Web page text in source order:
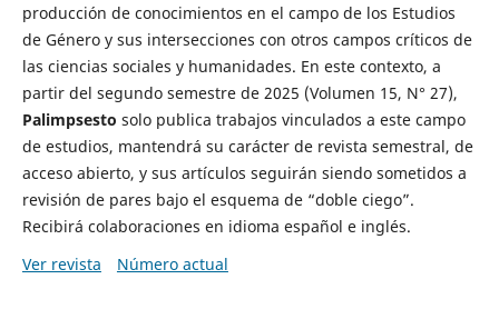
producción de conocimientos en el campo de los Estudios
de Género y sus intersecciones con otros campos críticos de
las ciencias sociales y humanidades. En este contexto, a
partir del segundo semestre de 2025 (Volumen 15, N° 27),
Palimpsesto solo publica trabajos vinculados a este campo
de estudios, mantendrá su carácter de revista semestral, de
acceso abierto, y sus artículos seguirán siendo sometidos a
revisión de pares bajo el esquema de “doble ciego”.
Recibirá colaboraciones en idioma español e inglés.
Ver revista
Número actual